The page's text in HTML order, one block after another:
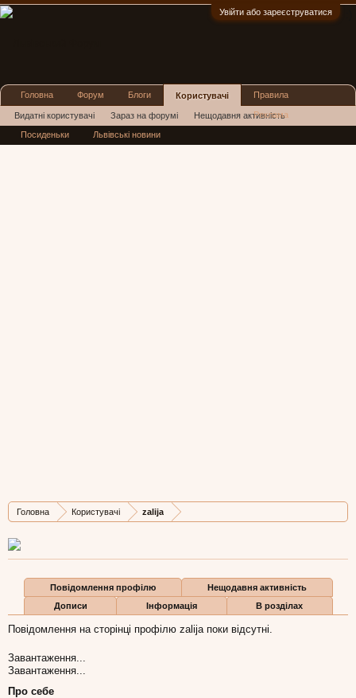
Увійти або зареєструватися
Головна Користувачі zalija
Дописів
4
Карма
0
Бали
0
Повідомлення профілю
Нещодавня активність
Дописи
Інформація В розділах
Повідомлення на сторінці профілю zalija поки відсутні.
Завантаження...
Завантаження...
Про себе
Головна Форум Блоги Користувачі
Видатні користувачі Зараз на форумі Нещодавня активність
Нові повідомлення профілю
Правила
Реклама
Посиденьки Львівські новини